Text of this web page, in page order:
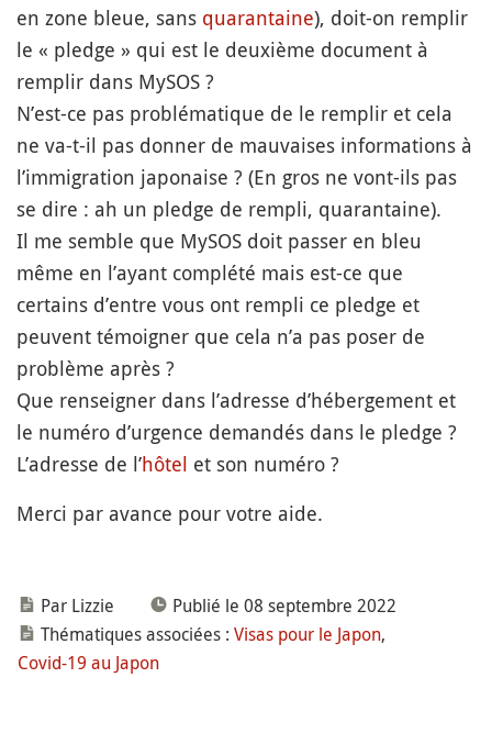
en zone bleue, sans quarantaine), doit-on remplir
le « pledge » qui est le deuxième document à
remplir dans MySOS ?
N’est-ce pas problématique de le remplir et cela
ne va-t-il pas donner de mauvaises informations à
l’immigration japonaise ? (En gros ne vont-ils pas
se dire : ah un pledge de rempli, quarantaine).
Il me semble que MySOS doit passer en bleu
même en l’ayant complété mais est-ce que
certains d’entre vous ont rempli ce pledge et
peuvent témoigner que cela n’a pas poser de
problème après ?
Que renseigner dans l’adresse d’hébergement et
le numéro d’urgence demandés dans le pledge ?
L’adresse de l’hôtel et son numéro ?
Merci par avance pour votre aide.
Par Lizzie
Publié le 08 septembre 2022
Thématiques associées : Visas pour le Japon,
Covid-19 au Japon